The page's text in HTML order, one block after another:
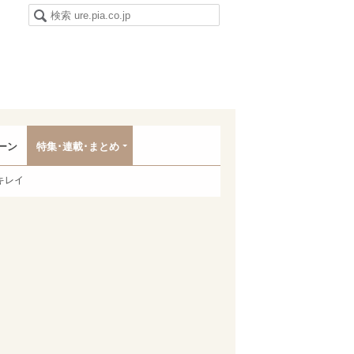
ン 特集･連載･まとめ
レイ